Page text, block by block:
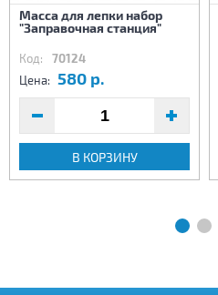
Масса для лепки набор
"Заправочная станция"
Код: 70124
Цена: 580 р.
В КОРЗИНУ